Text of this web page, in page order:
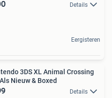
Details
Eergisteren
3DS XL Animal Crossing
Nieuw & Boxed
Details